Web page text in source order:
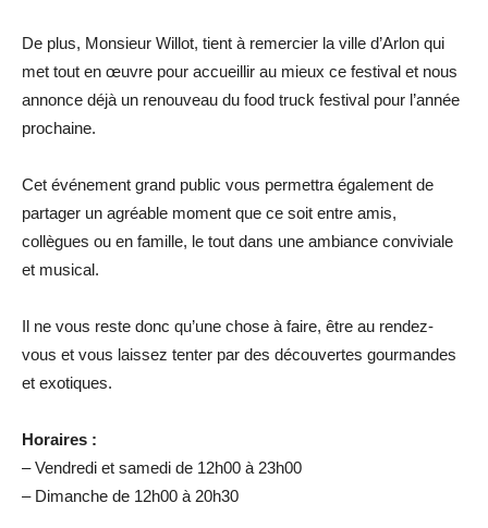
De plus, Monsieur Willot, tient à remercier la ville d’Arlon qui
met tout en œuvre pour accueillir au mieux ce festival et nous
annonce déjà un renouveau du food truck festival pour l’année
prochaine.
Cet événement grand public vous permettra également de
partager un agréable moment que ce soit entre amis,
collègues ou en famille, le tout dans une ambiance conviviale
et musical.
Il ne vous reste donc qu’une chose à faire, être au rendez-
vous et vous laissez tenter par des découvertes gourmandes
et exotiques.
Horaires :
– Vendredi et samedi de 12h00 à 23h00
– Dimanche de 12h00 à 20h30